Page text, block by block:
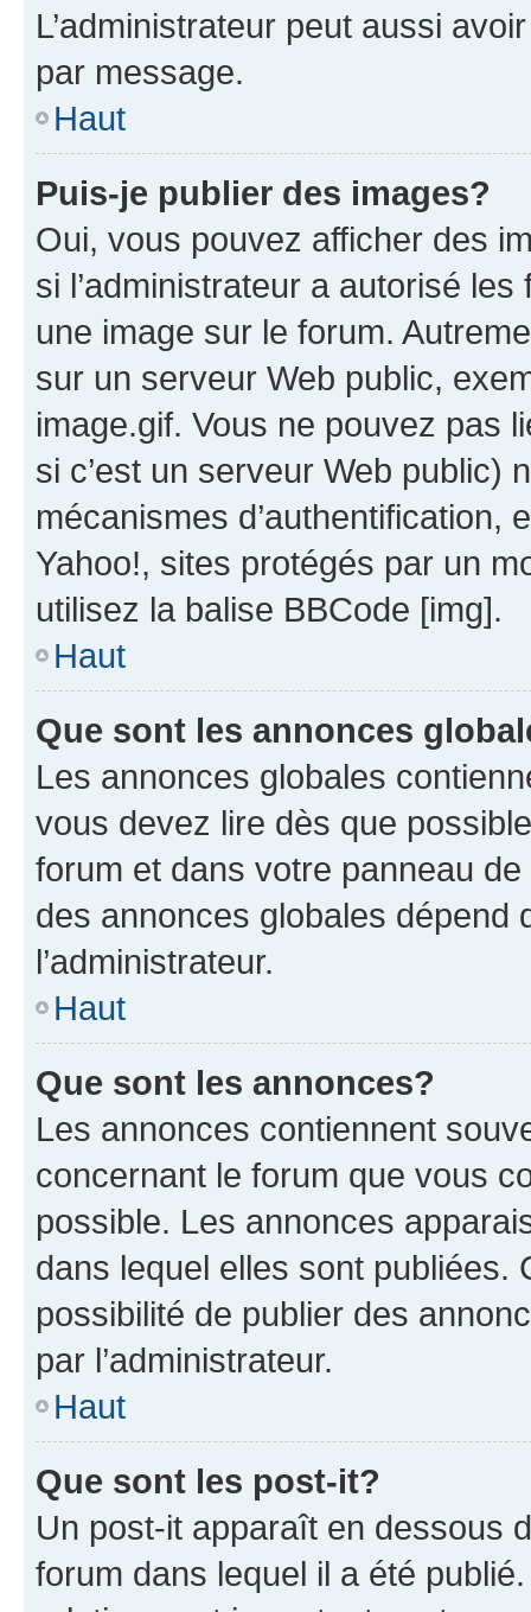
L’administrateur peut aussi
par message.
Haut
Puis-je publier des images?
Oui, vous pouvez afficher des
si l’administrateur a autorisé
une image sur le forum.
sur un serveur Web public,
image.gif. Vous ne pouvez pas
si c’est un serveur Web public)
mécanismes d’authentification,
Yahoo!, sites protégés par un
utilisez la balise BBCode [img].
Haut
Que sont les annonces
Les annonces globales
vous devez lire dès que
forum et dans votre panneau
des annonces globales dépend
l’administrateur.
Haut
Que sont les annonces?
Les annonces contiennent
concernant le forum que vous
possible. Les annonces
dans lequel elles sont publiées.
possibilité de publier des
par l’administrateur.
Haut
Que sont les post-it?
Un post-it apparaît en dessous
forum dans lequel il a été